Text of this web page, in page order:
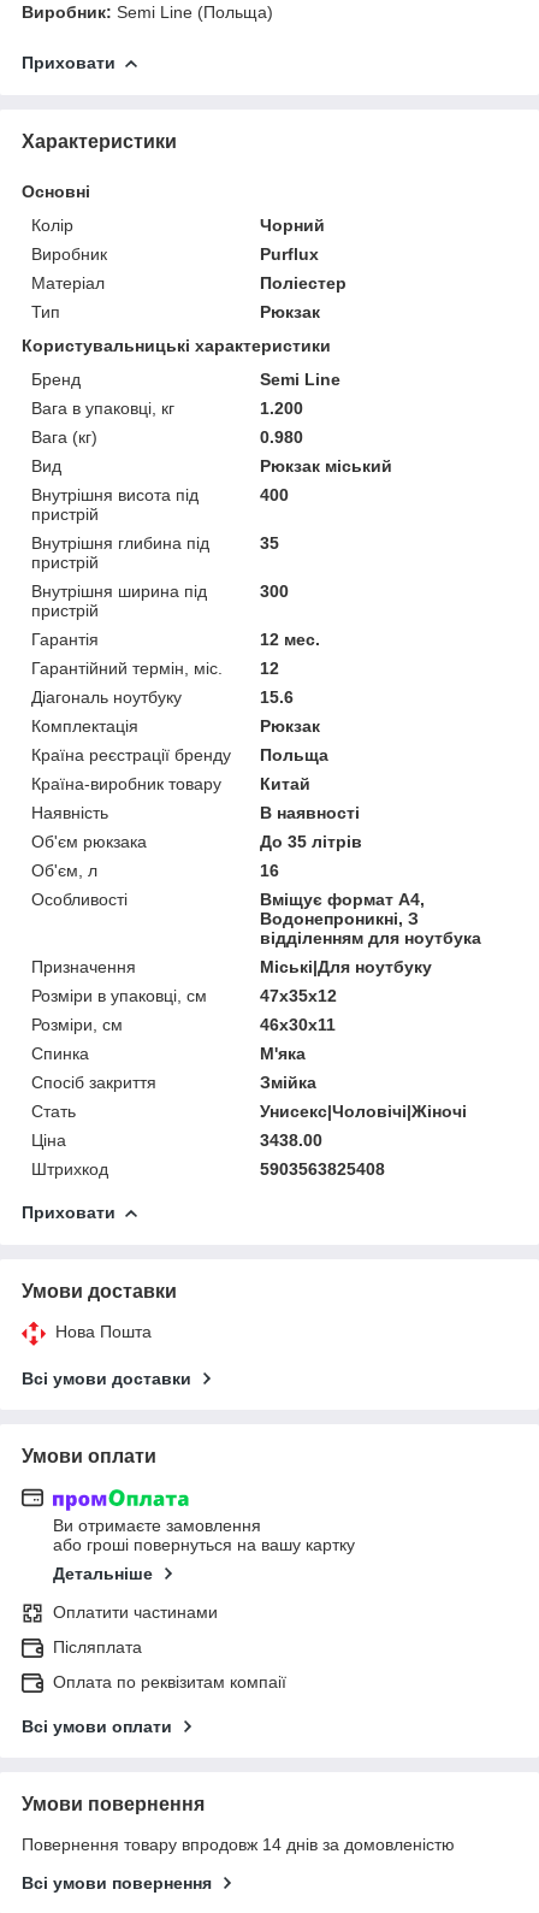
Виробник: Semi Line (Польща)
Приховати
Характеристики
Основні
Колір
Чорний
Виробник
Purflux
Матеріал
Поліестер
Тип
Рюкзак
Користувальницькі характеристики
Бренд
Semi Line
Вага в упаковці, кг
1.200
Вага (кг)
0.980
Вид
Рюкзак міський
Внутрішня висота під
пристрій
400
Внутрішня глибина під
пристрій
35
Внутрішня ширина під
пристрій
300
Гарантія
12 мес.
Гарантійний термін, міс.
12
Діагональ ноутбуку
15.6
Комплектація
Рюкзак
Країна реєстрації бренду
Польща
Країна-виробник товару
Китай
Наявність
В наявності
Об'єм рюкзака
До 35 літрів
Об'єм, л
16
Особливості
Вміщує формат А4,
Водонепроникні, З
відділенням для ноутбука
Призначення
Міські|Для ноутбуку
Розміри в упаковці, см
47х35х12
Розміри, см
46х30х11
Спинка
М'яка
Спосіб закриття
Змійка
Стать
Унисекс|Чоловічі|Жіночі
Ціна
3438.00
Штрихкод
5903563825408
Приховати
Умови доставки
Нова Пошта
Всі умови доставки
Умови оплати
Ви отримаєте замовлення
або гроші повернуться на вашу картку
Детальніше
Оплатити частинами
Післяплата
Оплата по реквізитам компаії
Всі умови оплати
Умови повернення
Повернення товару впродовж 14 днів за домовленістю
Всі умови повернення